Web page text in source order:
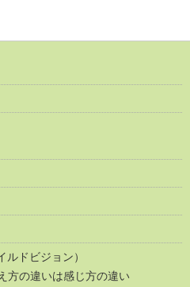
ドビジョン）
の違いは感じ方の違い